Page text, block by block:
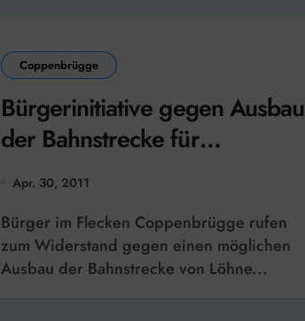
Coppenbrügge
Bürgerinitiative gegen Ausbau
der Bahnstrecke für
Güterverkehr
Apr. 30, 2011
Bürger im Flecken Coppenbrügge rufen
zum Widerstand gegen einen möglichen
Ausbau der Bahnstrecke von Löhne...